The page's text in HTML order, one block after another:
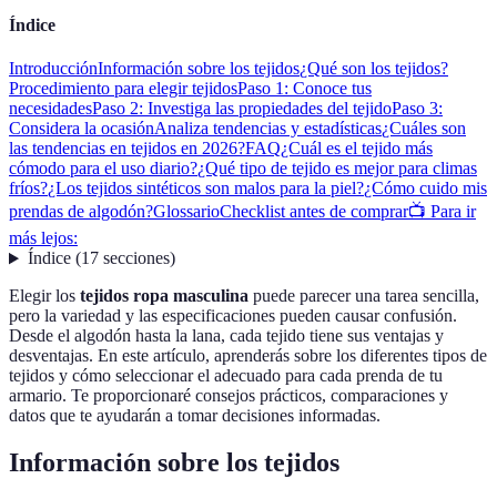
Índice
IntroducciónInformación sobre los tejidos¿Qué son los tejidos?
Procedimiento para elegir tejidosPaso 1: Conoce tus
necesidadesPaso 2: Investiga las propiedades del tejidoPaso 3:
Considera la ocasiónAnaliza tendencias y estadísticas¿Cuáles son
las tendencias en tejidos en 2026?FAQ¿Cuál es el tejido más
cómodo para el uso diario?¿Qué tipo de tejido es mejor para climas
fríos?¿Los tejidos sintéticos son malos para la piel?¿Cómo cuido mis
prendas de algodón?GlossarioChecklist antes de comprar📺 Para ir
más lejos:
Índice(17 secciones)
Elegir los tejidos ropa masculina puede parecer una tarea sencilla,
pero la variedad y las especificaciones pueden causar confusión.
Desde el algodón hasta la lana, cada tejido tiene sus ventajas y
desventajas. En este artículo, aprenderás sobre los diferentes tipos de
tejidos y cómo seleccionar el adecuado para cada prenda de tu
armario. Te proporcionaré consejos prácticos, comparaciones y
datos que te ayudarán a tomar decisiones informadas.
Información sobre los tejidos